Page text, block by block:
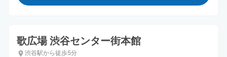
歌広場 渋谷センター街本館
渋谷駅から徒歩5分